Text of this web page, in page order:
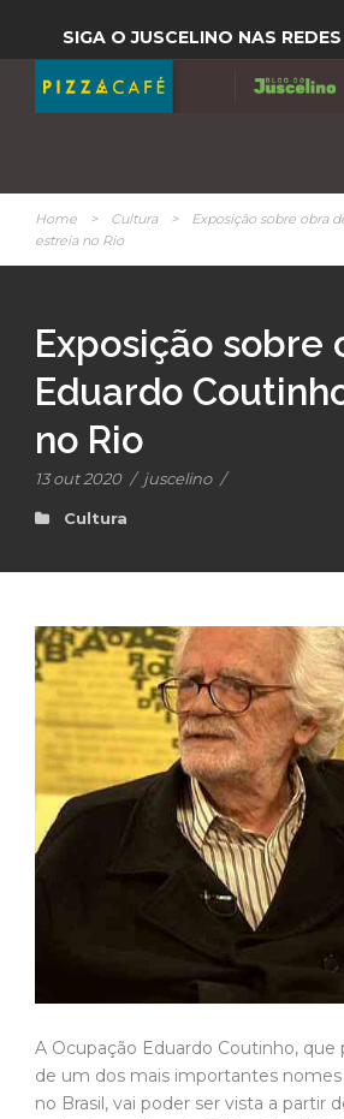
SIGA O JUSCELINO NAS REDES
Home > Cultura >
Exposição sobre obra
estreia no Rio
Exposição sobre
Eduardo
no Rio
13 out 2020 / juscelino /
Cultura
A Ocupação Eduardo Coutinho, que
de um dos mais importantes
no Brasil, vai poder ser vista a partir